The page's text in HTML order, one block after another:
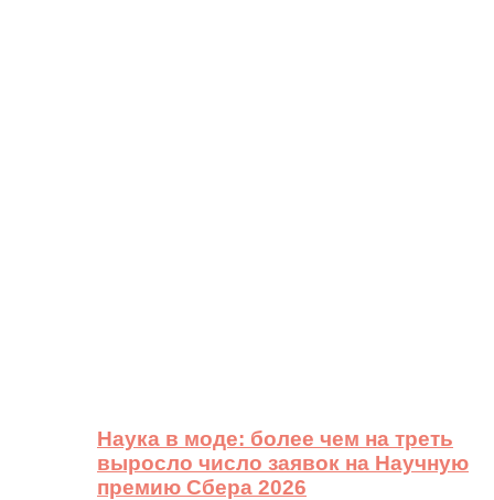
Наука в моде: более чем на треть
выросло число заявок на Научную
премию Сбера 2026